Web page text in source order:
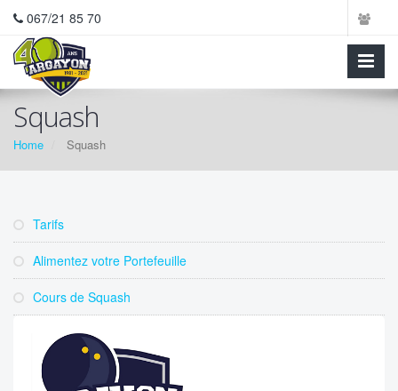
067/21 85 70
Squash
Home Squash
Tarifs
Alimentez votre Portefeuille
Cours de Squash